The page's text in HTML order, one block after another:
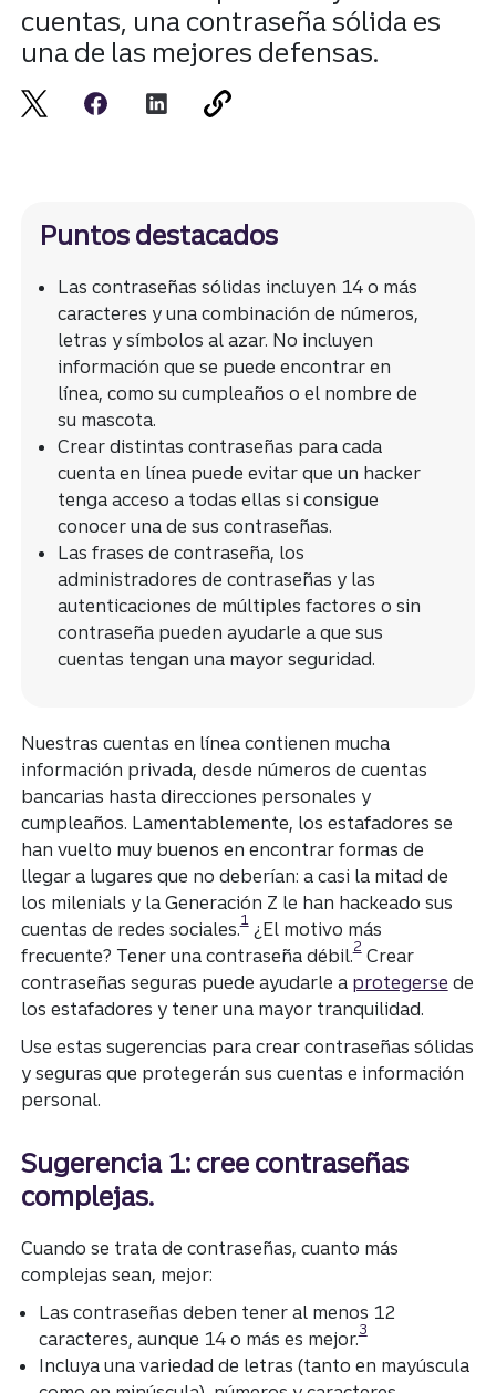
cuentas, una contraseña sólida es
una de las mejores defensas.
Puntos destacados
Las contraseñas sólidas incluyen 14 o más
caracteres y una combinación de números,
letras y símbolos al azar. No incluyen
información que se puede encontrar en
línea, como su cumpleaños o el nombre de
su mascota.
Crear distintas contraseñas para cada
cuenta en línea puede evitar que un hacker
tenga acceso a todas ellas si consigue
conocer una de sus contraseñas.
Las frases de contraseña, los
administradores de contraseñas y las
autenticaciones de múltiples factores o sin
contraseña pueden ayudarle a que sus
cuentas tengan una mayor seguridad.
Nuestras cuentas en línea contienen mucha
información privada, desde números de cuentas
bancarias hasta direcciones personales y
cumpleaños. Lamentablemente, los estafadores se
han vuelto muy buenos en encontrar formas de
llegar a lugares que no deberían: a casi la mitad de
los milenials y la Generación Z le han hackeado sus
cuentas de redes sociales.
Divulgación
1¿El motivo más
frecuente? Tener una contraseña débil.
Divulgación
2Crear
contraseñas seguras puede ayudarle a protegerse de
los estafadores y tener una mayor tranquilidad.
Use estas sugerencias para crear contraseñas sólidas
y seguras que protegerán sus cuentas e información
personal.
Sugerencia 1: cree contraseñas
complejas.
Cuando se trata de contraseñas, cuanto más
complejas sean, mejor:
Las contraseñas deben tener al menos 12
caracteres, aunque 14 o más es mejor.
Divulgación
3
Incluya una variedad de letras (tanto en mayúscula